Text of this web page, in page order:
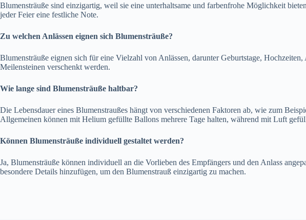
Blumensträuße sind einzigartig, weil sie eine unterhaltsame und farbenfrohe Möglichkeit
jeder Feier eine festliche Note.
Zu welchen Anlässen eignen sich Blumensträuße?
Blumensträuße eignen sich für eine Vielzahl von Anlässen, darunter Geburtstage,
Meilensteinen verschenkt werden.
Wie lange sind Blumensträuße haltbar?
Die Lebensdauer eines Blumenstraußes hängt von verschiedenen Faktoren ab, wie zum
Allgemeinen können mit Helium gefüllte Ballons mehrere Tage halten, während mit Luft
Können Blumensträuße individuell gestaltet werden?
Ja, Blumensträuße können individuell an die Vorlieben des Empfängers und den Anlass
besondere Details hinzufügen, um den Blumenstrauß einzigartig zu machen.